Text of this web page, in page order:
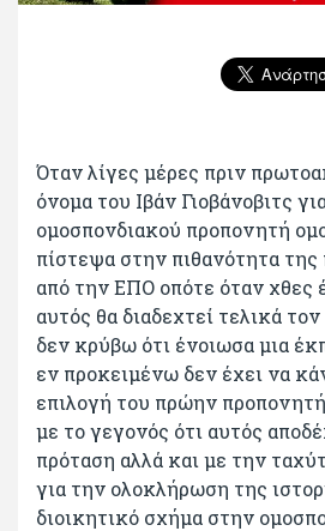
Όταν λίγες μέρες πριν
όνομα του Ιβάν Γιοβάνοβιτς
ομοσπονδιακού προπονητή
πίστεψα στην πιθανότητα
από την ΕΠΟ οπότε όταν χθες
αυτός θα διαδεχτεί τελικά
δεν κρύβω ότι ένοιωσα μια
εν προκειμένω δεν έχει να
επιλογή του πρώην
με το γεγονός ότι αυτός
πρόταση αλλά και με την
για την ολοκλήρωση της
διοικητικό σχήμα στην